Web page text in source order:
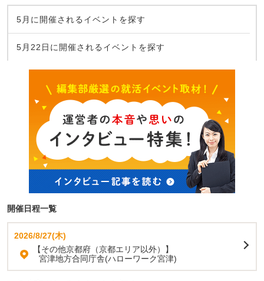
5月に開催されるイベントを探す
5月22日に開催されるイベントを探す
開催日程一覧
2026/8/27(木)
【その他京都府（京都エリア以外）】
宮津地方合同庁舎(ハローワーク宮津)